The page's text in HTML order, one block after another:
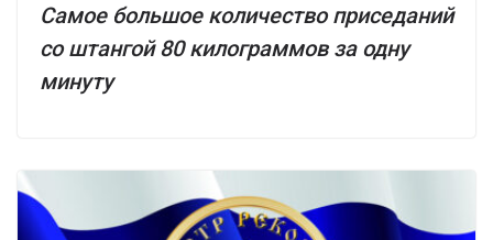
Самое большое количество приседаний
со штангой 80 килограммов за одну
минуту